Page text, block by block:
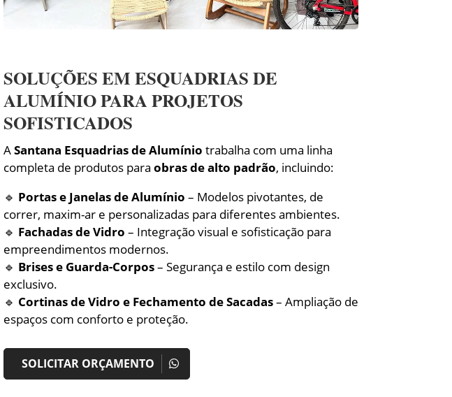
SOLUÇÕES EM ESQUADRIAS DE
ALUMÍNIO PARA PROJETOS
SOFISTICADOS
ASantana Esquadrias de Alumínio trabalha com uma linha
completa de produtos para obras de alto padrão, incluindo:
🔹 Portas e Janelas de Alumínio – Modelos pivotantes, de
correr, maxim-ar e personalizadas para diferentes ambientes.
🔹 Fachadas de Vidro – Integração visual e sofisticação para
empreendimentos modernos.
🔹 Brises e Guarda-Corpos– Segurança e estilo com design
exclusivo.
🔹 Cortinas de Vidro e Fechamento de Sacadas– Ampliação de
espaços com conforto e proteção.
SOLICITAR ORÇAMENTO